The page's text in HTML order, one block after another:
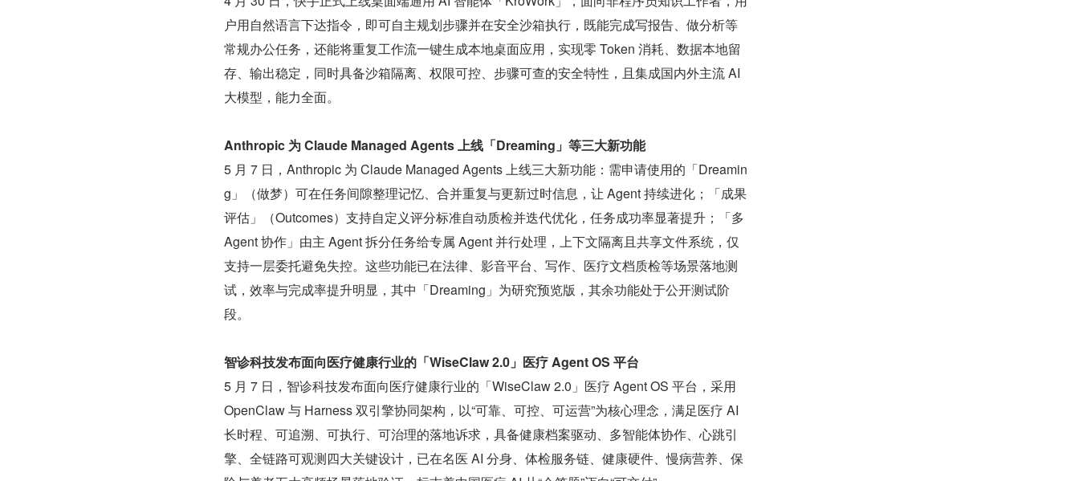
户用自然语言下达指令，即可自主规划步骤并在安全沙箱执行，既能完成写报告、做分析等
常规办公任务，还能将重复工作流一键生成本地桌面应用，实现零 Token 消耗、数据本地留
存、输出稳定，同时具备沙箱隔离、权限可控、步骤可查的安全特性，且集成国内外主流 AI
大模型，能力全面。
Anthropic 为 Claude Managed Agents 上线「Dreaming」等三大新功能
5 月 7 日，Anthropic 为 Claude Managed Agents 上线三大新功能：需申请使用的「Dreamin
g」（做梦）可在任务间隙整理记忆、合并重复与更新过时信息，让 Agent 持续进化；「成果
评估」（Outcomes）支持自定义评分标准自动质检并迭代优化，任务成功率显著提升；「多
Agent 协作」由主 Agent 拆分任务给专属 Agent 并行处理，上下文隔离且共享文件系统，仅
支持一层委托避免失控。这些功能已在法律、影音平台、写作、医疗文档质检等场景落地测
试，效率与完成率提升明显，其中「Dreaming」为研究预览版，其余功能处于公开测试阶
段。
智诊科技发布面向医疗健康行业的「WiseClaw 2.0」医疗 Agent OS 平台
5 月 7 日，智诊科技发布面向医疗健康行业的「WiseClaw 2.0」医疗 Agent OS 平台，采用
OpenClaw 与 Harness 双引擎协同架构，以“可靠、可控、可运营”为核心理念，满足医疗 AI
长时程、可追溯、可执行、可治理的落地诉求，具备健康档案驱动、多智能体协作、心跳引
擎、全链路可观测四大关键设计，已在名医 AI 分身、体检服务链、健康硬件、慢病营养、保